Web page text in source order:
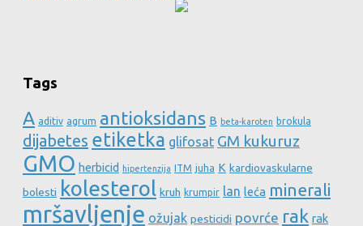
Tags
A aditiv agrum antioksidans B beta-karoten brokula
dijabetes etiketka glifosat GM kukuruz
GMO herbicid hipertenzija ITM juha K kardiovaskularne
bolesti kolesterol kruh krumpir lan leća minerali
mršavljenje ožujak pesticidi povrće rak rak